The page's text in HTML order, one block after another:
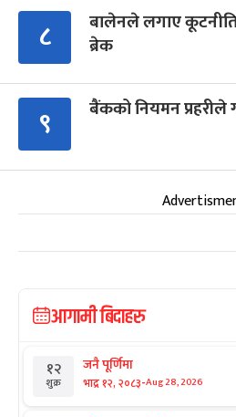
८
बालेनले लगाए
ब्रेक
९ बैंकको नियमन प्रहरीले
आगामी बिदाहरु
१२
शुक्र
जनै पूर्णिमा
भाद्र १२, २०८३-Aug 28, 2026